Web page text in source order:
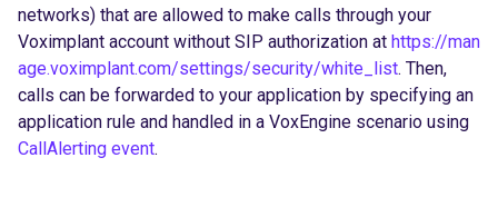
networks) that are allowed to make calls through your
Voximplant account without SIP authorization at https://man
age.voximplant.com/settings/security/white_list. Then,
calls can be forwarded to your application by specifying an
application rule and handled in a VoxEngine scenario using
CallAlerting event.